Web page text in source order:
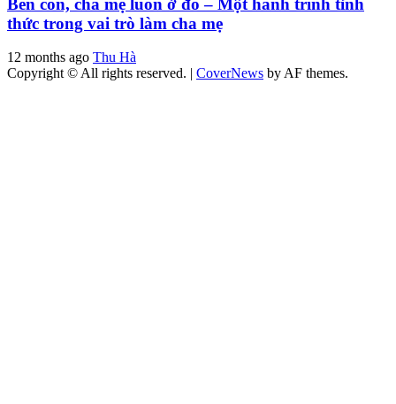
thức trong vai trò làm cha mẹ
12 months ago Thu Hà
Copyright © All rights reserved. | CoverNews by AF themes.